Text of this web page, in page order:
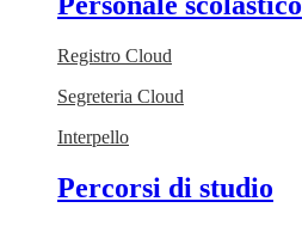
Registro Cloud
Segreteria Cloud
Interpello
Percorsi di studio